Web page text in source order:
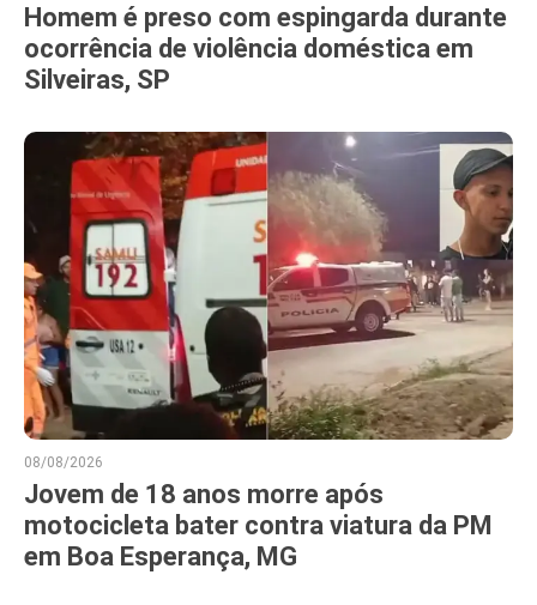
Homem é preso com espingarda durante
ocorrência de violência doméstica em
Silveiras, SP
08/08/2026
Jovem de 18 anos morre após
motocicleta bater contra viatura da PM
em Boa Esperança, MG